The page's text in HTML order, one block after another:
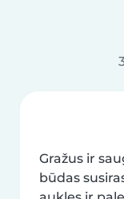
Gražus ir
būdas